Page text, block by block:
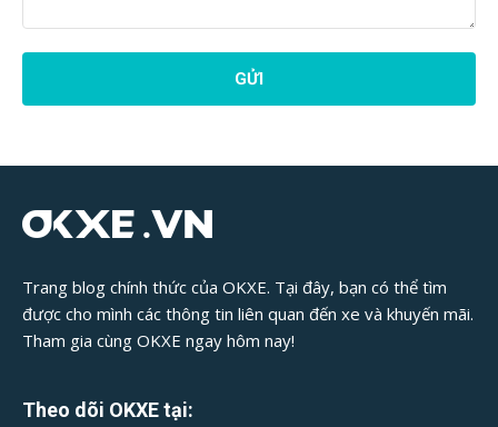
Viết:
Trang blog chính thức của OKXE. Tại đây, bạn có thể tìm
được cho mình các thông tin liên quan đến xe và khuyến mãi.
Tham gia cùng OKXE ngay hôm nay!
Theo dõi OKXE tại: